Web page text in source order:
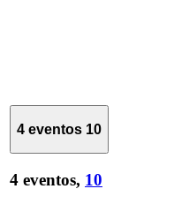
4 eventos 10
4 eventos, 10